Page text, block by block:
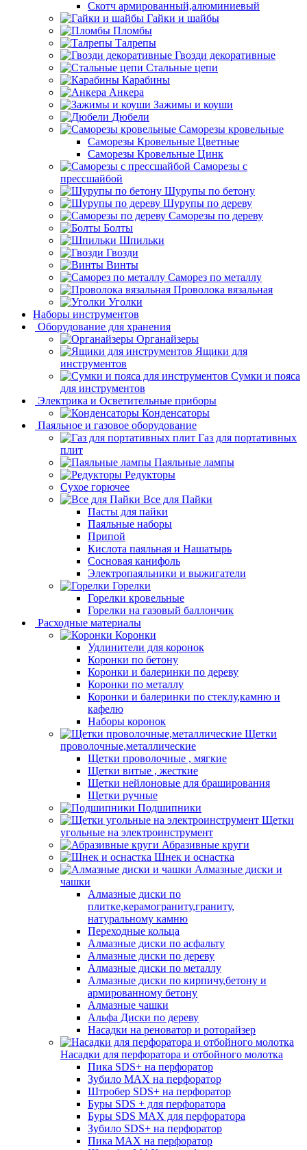
Скотч армированный,алюминиевый
Гайки и шайбы
Пломбы
Талрепы
Гвозди декоративные
Стальные цепи
Карабины
Анкера
Зажимы и коуши
Дюбели
Саморезы кровельные
Саморезы Кровельные Цветные
Саморезы Кровельные Цинк
Саморезы с
прессшайбой
Шурупы по бетону
Шурупы по дереву
Саморезы по дереву
Болты
Шпильки
Гвозди
Винты
Саморез по металлу
Проволока вязальная
Уголки
Наборы инструментов
Оборудование для хранения
Органайзеры
Ящики для
инструментов
Сумки и пояса
для инструментов
Электрика и Осветительные приборы
Конденсаторы
Паяльное и газовое оборудование
Газ для портативных
плит
Паяльные лампы
Редукторы
Сухое горючее
Все для Пайки
Пасты для пайки
Паяльные наборы
Припой
Кислота паяльная и Нашатырь
Сосновая канифоль
Электропаяльники и выжигатели
Горелки
Горелки кровельные
Горелки на газовый баллончик
Расходные материалы
Коронки
Удлинители для коронок
Коронки по бетону
Коронки и балеринки по дереву
Коронки по металлу
Коронки и балеринки по стеклу,камню и
кафелю
Наборы коронок
Щетки
проволочные,металлические
Щетки проволочные , мягкие
Щетки витые , жесткие
Щетки нейлоновые для браширования
Щетки ручные
Подшипники
Щетки
угольные на электроинструмент
Абразивные круги
Шнек и оснастка
Алмазные диски и
чашки
Алмазные диски по
плитке,керамограниту,граниту,
натуральному камню
Переходные кольца
Алмазные диски по асфальту
Алмазные диски по дереву
Алмазные диски по металлу
Алмазные диски по кирпичу,бетону и
армированному бетону
Алмазные чашки
Альфа Диски по дереву
Насадки на реноватор и роторайзер
Насадки для перфоратора и отбойного молотка
Пика SDS+ на перфоратор
Зубило MAX на перфоратор
Штробер SDS+ на перфоратор
Буры SDS + для перфоратора
Буры SDS MAX для перфоратора
Зубило SDS+ на перфоратор
Пика MAX на перфоратор